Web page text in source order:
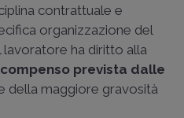
contrattuale e
organizzazione del
lavoratore ha diritto alla
prevista dalle
della maggiore gravosità